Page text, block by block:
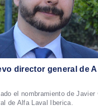
director general de
el nombramiento de Javier
de Alfa Laval Iberica.